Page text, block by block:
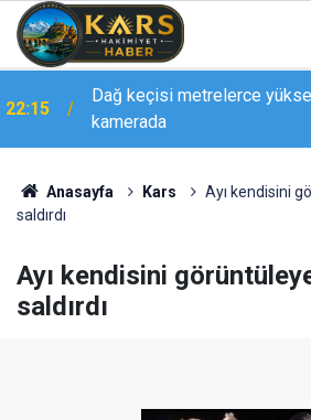
22:14
Vali Çelik, Karlıova’daki
inceledi
Anasayfa Kars
Ayı kendisini
saldırdı
Ayı kendisini
saldırdı